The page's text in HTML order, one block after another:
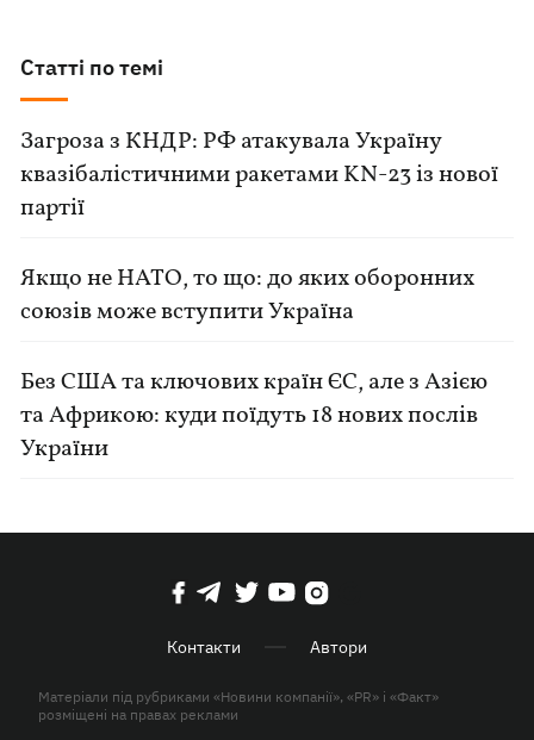
Статті по темі
Загроза з КНДР: РФ атакувала Україну
квазібалістичними ракетами KN-23 із нової
партії
Якщо не НАТО, то що: до яких оборонних
союзів може вступити Україна
Без США та ключових країн ЄС, але з Азією
та Африкою: куди поїдуть 18 нових послів
України
Контакти Автори
Матеріали під рубриками «Новини компанії», «PR» і «Факт»
розміщені на правах реклами